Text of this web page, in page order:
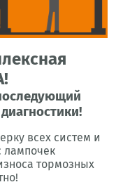
всех систем и
лампочек
тормозных